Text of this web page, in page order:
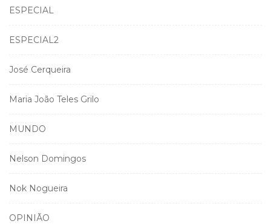
ESPECIAL
ESPECIAL2
José Cerqueira
Maria João Teles Grilo
MUNDO
Nelson Domingos
Nok Nogueira
OPINIÃO